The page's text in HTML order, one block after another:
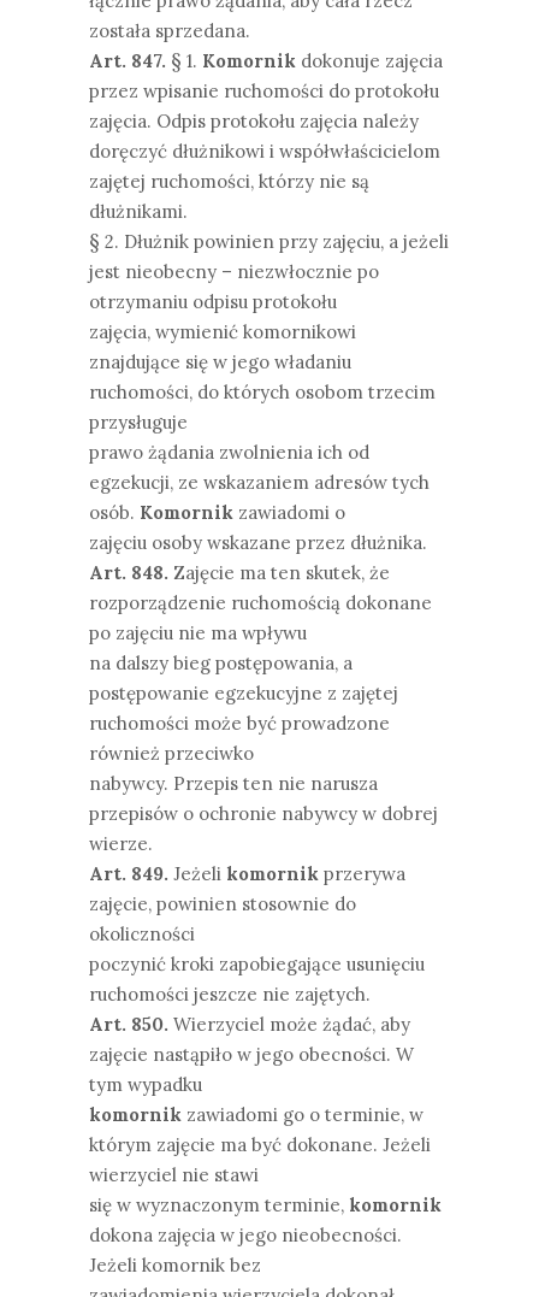
została sprzedana.
Art. 847. § 1. Komornik dokonuje zajęcia
przez wpisanie ruchomości do protokołu
zajęcia. Odpis protokołu zajęcia należy
doręczyć dłużnikowi i współwłaścicielom
zajętej ruchomości, którzy nie są
dłużnikami.
§ 2. Dłużnik powinien przy zajęciu, a jeżeli
jest nieobecny – niezwłocznie po
otrzymaniu odpisu protokołu
zajęcia, wymienić komornikowi
znajdujące się w jego władaniu
ruchomości, do których osobom trzecim
przysługuje
prawo żądania zwolnienia ich od
egzekucji, ze wskazaniem adresów tych
osób. Komornik zawiadomi o
zajęciu osoby wskazane przez dłużnika.
Art. 848. Zajęcie ma ten skutek, że
rozporządzenie ruchomością dokonane
po zajęciu nie ma wpływu
na dalszy bieg postępowania, a
postępowanie egzekucyjne z zajętej
ruchomości może być prowadzone
również przeciwko
nabywcy. Przepis ten nie narusza
przepisów o ochronie nabywcy w dobrej
wierze.
Art. 849. Jeżeli komornik przerywa
zajęcie, powinien stosownie do
okoliczności
poczynić kroki zapobiegające usunięciu
ruchomości jeszcze nie zajętych.
Art. 850. Wierzyciel może żądać, aby
zajęcie nastąpiło w jego obecności. W
tym wypadku
komornik zawiadomi go o terminie, w
którym zajęcie ma być dokonane. Jeżeli
wierzyciel nie stawi
się w wyznaczonym terminie, komornik
dokona zajęcia w jego nieobecności.
Jeżeli komornik bez